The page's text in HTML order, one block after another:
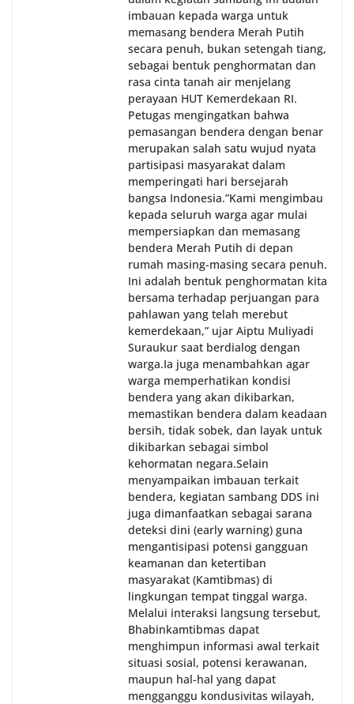
imbauan kepada warga untuk
memasang bendera Merah Putih
secara penuh, bukan setengah tiang,
sebagai bentuk penghormatan dan
rasa cinta tanah air menjelang
perayaan HUT Kemerdekaan RI.
Petugas mengingatkan bahwa
pemasangan bendera dengan benar
merupakan salah satu wujud nyata
partisipasi masyarakat dalam
memperingati hari bersejarah
bangsa Indonesia.‎‎”Kami mengimbau
kepada seluruh warga agar mulai
mempersiapkan dan memasang
bendera Merah Putih di depan
rumah masing-masing secara penuh.
Ini adalah bentuk penghormatan kita
bersama terhadap perjuangan para
pahlawan yang telah merebut
kemerdekaan,” ujar Aiptu Muliyadi
Suraukur saat berdialog dengan
warga.‎‎Ia juga menambahkan agar
warga memperhatikan kondisi
bendera yang akan dikibarkan,
memastikan bendera dalam keadaan
bersih, tidak sobek, dan layak untuk
dikibarkan sebagai simbol
kehormatan negara.‎‎‎Selain
menyampaikan imbauan terkait
bendera, kegiatan sambang DDS ini
juga dimanfaatkan sebagai sarana
deteksi dini (early warning) guna
mengantisipasi potensi gangguan
keamanan dan ketertiban
masyarakat (Kamtibmas) di
lingkungan tempat tinggal warga.
Melalui interaksi langsung tersebut,
Bhabinkamtibmas dapat
menghimpun informasi awal terkait
situasi sosial, potensi kerawanan,
maupun hal-hal yang dapat
mengganggu kondusivitas wilayah,